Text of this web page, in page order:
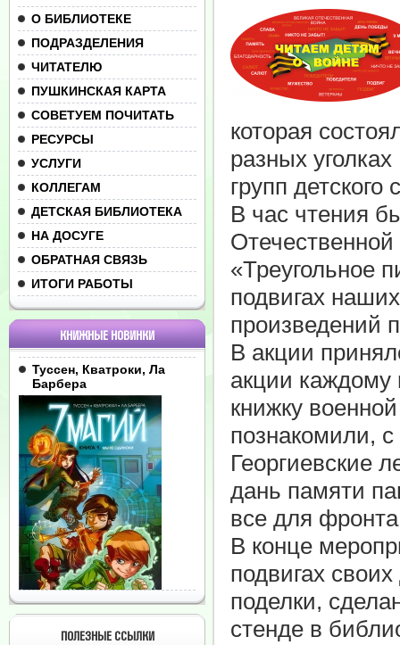
О БИБЛИОТЕКЕ
ПОДРАЗДЕЛЕНИЯ
ЧИТАТЕЛЮ
ПУШКИНСКАЯ КАРТА
СОВЕТУЕМ ПОЧИТАТЬ
РЕСУРСЫ
УСЛУГИ
КОЛЛЕГАМ
ДЕТСКАЯ БИБЛИОТЕКА
НА ДОСУГЕ
ОБРАТНАЯ СВЯЗЬ
ИТОГИ РАБОТЫ
КНИЖНЫЕ НОВИНКИ
Туссен, Кватроки, Ла
Барбера
ПОЛЕЗНЫЕ ССЫЛКИ
которая
разных
групп
В час чтения
«Треугольное
подвигах
произведений
В акции
акции каждому
книжку
познакомили,
Георгиевские
дань памяти
все для
В конце
подвигах
поделки,
стенде в